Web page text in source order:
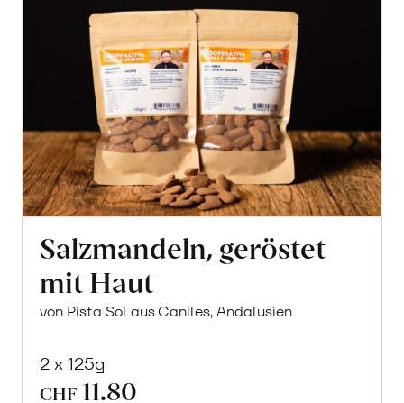
Salzmandeln, geröstet
mit Haut
von Pista Sol aus Caniles, Andalusien
2 x 125g
CHF 11.80